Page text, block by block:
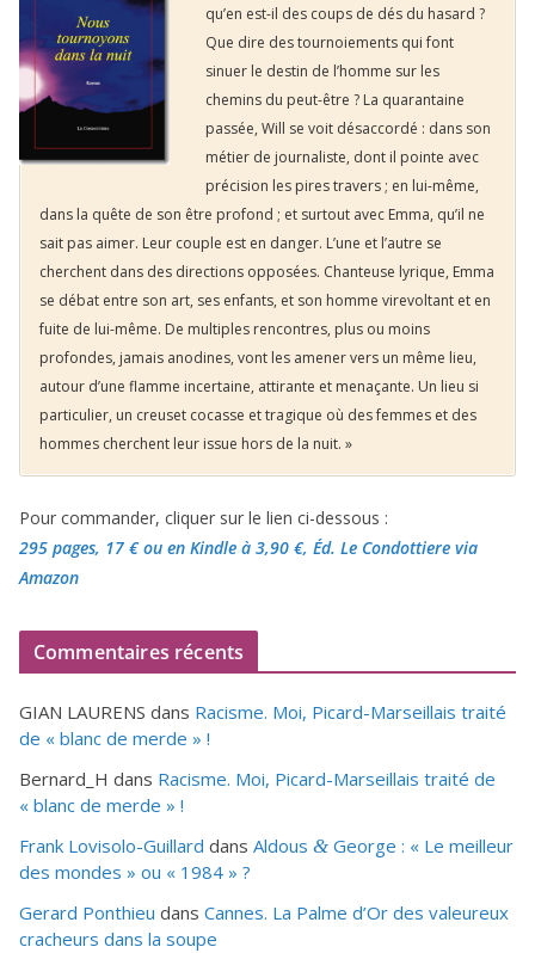
qu’en est-il des coups de dés du hasard ?
Que dire des tournoiements qui font
sinuer le destin de l’homme sur les
chemins du peut-être ? La quarantaine
passée, Will se voit désaccordé : dans son
métier de journaliste, dont il pointe avec
précision les pires travers ; en lui-même,
dans la quête de son être profond ; et surtout avec Emma, qu’il ne
sait pas aimer. Leur couple est en danger. L’une et l’autre se
cherchent dans des directions opposées. Chanteuse lyrique, Emma
se débat entre son art, ses enfants, et son homme virevoltant et en
fuite de lui-même. De multiples rencontres, plus ou moins
profondes, jamais anodines, vont les amener vers un même lieu,
autour d’une flamme incertaine, attirante et menaçante. Un lieu si
particulier, un creuset cocasse et tragique où des femmes et des
hommes cherchent leur issue hors de la nuit. »
Pour commander, cliquer sur le lien ci-dessous :
295 pages, 17 €ou en Kindle à 3,90 €, Éd. Le Condottiere via
Amazon
Commentaires récents
GIAN LAURENS dans Racisme. Moi, Picard-Marseillais traité
de « blanc de merde » !
Bernard_H dans Racisme. Moi, Picard-Marseillais traité de
« blanc de merde » !
Frank Lovisolo-Guillard dans Aldous & George : « Le meilleur
des mondes » ou « 1984 » ?
Gerard Ponthieu dans Cannes. La Palme d’Or des valeureux
cracheurs dans la soupe